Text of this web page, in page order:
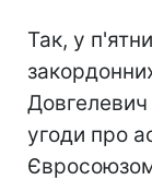
Так, у
угоди про